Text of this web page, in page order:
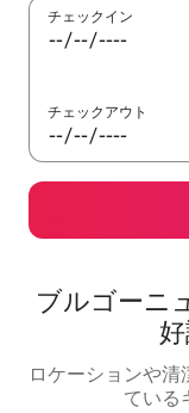
チェックイン
チェックアウト
ブルゴーニ
ロケーションや
ている